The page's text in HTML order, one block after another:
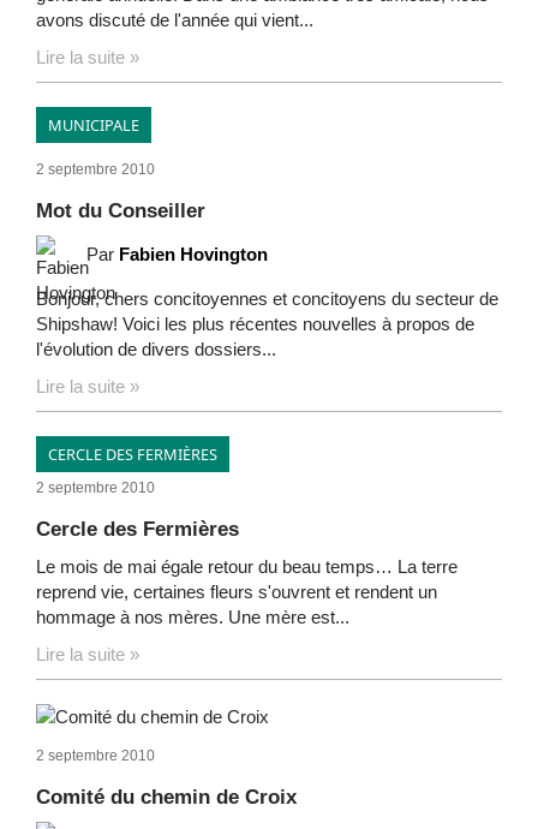
avons discuté de l'année qui vient...
Lire la suite »
MUNICIPALE
2 septembre 2010
Mot du Conseiller
Par Fabien Hovington
Bonjour, chers concitoyennes et concitoyens du secteur de
Shipshaw! Voici les plus récentes nouvelles à propos de
l'évolution de divers dossiers...
Lire la suite »
CERCLE DES FERMIÈRES
2 septembre 2010
Cercle des Fermières
Le mois de mai égale retour du beau temps… La terre
reprend vie, certaines fleurs s'ouvrent et rendent un
hommage à nos mères. Une mère est...
Lire la suite »
2 septembre 2010
Comité du chemin de Croix